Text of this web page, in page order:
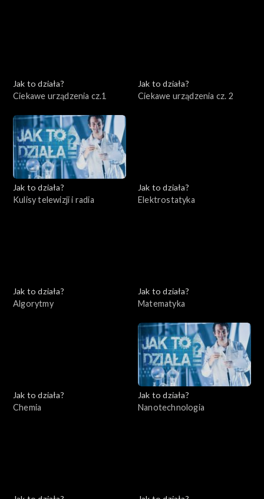
Jak to działa?
Ciekawe urządzenia cz.1
Jak to działa?
Ciekawe urządzenia cz. 2
Jak to działa?
Kulisy telewizji i radia
Jak to działa?
Elektrostatyka
Jak to działa?
Algorytmy
Jak to działa?
Matematyka
Jak to działa?
Chemia
Jak to działa?
Nanotechnologia